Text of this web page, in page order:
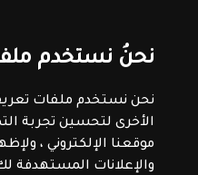
نحنُ نستخدم
نحن نستخدم ملفات تعريف
الأخرى لتحسين تجربة
موقعنا الإلكتروني ،
والإعلانات المستهدفة